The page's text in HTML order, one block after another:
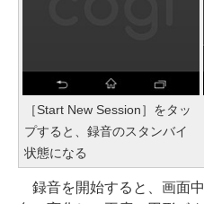
［Start New Session］をタッ
プすると、録音のスタンバイ
状態になる
録音を開始すると、画面